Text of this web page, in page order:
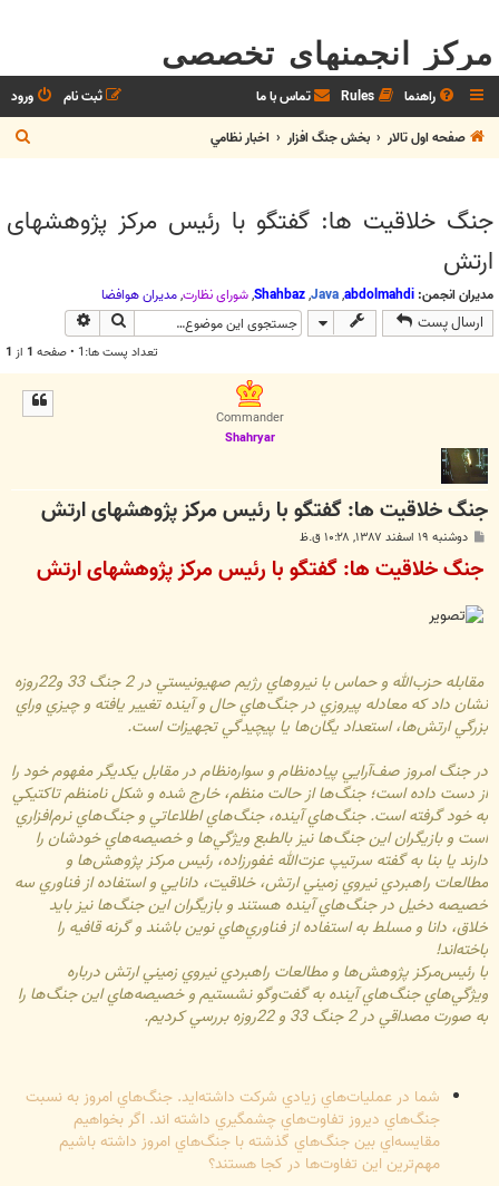
مرکز انجمنهای تخصصی
راهنما Rules تماس با ما ورود
ثبت نام
صفحه اول تالار
بخش جنگ افزار اخبار نظامي
س
ججنگ خلاقیت ها: گفتگو با رئیس مرکز پژوهشهای
ارتش
مدیران انجمن: abdolmahdi
,
Java
,
Shahbaz
,شوراي نظارت,مديران هوافضا
ارسال پست جستجو
تعداد پست ها:1 • صفحه 1 از 1
Commander
Shahryar
جنگ خلاقیت ها: گفتگو با رئیس مرکز پژوهشهای ارتش
ت
دوشنبه ۱۹ اسفند ۱۳۸۷, ۱۰:۲۸ ق.ظ
جنگ خلاقیت ها: گفتگو با رئیس مرکز پژوهشهای ارتش
مقابله حزب‌الله و حماس با نيروهاي رژيم صهيونيستي در 2 جنگ 33 و22روزه‌
نشان داد كه معادله پيروزي در جنگ‌هاي حال و آينده تغيير يافته و چيزي وراي
بزرگي ارتش‌ها،‌ استعداد يگان‌ها يا پيچيدگي تجهيزات است.
در جنگ امروز صف‌آرايي پياده‌نظام و سواره‌نظام در مقابل يكديگر مفهوم خود را
از دست داده است؛ جنگ‌ها از حالت منظم، خارج شده و شكل نامنظم تاكتيكي
به خود گرفته است. جنگ‌هاي آينده، جنگ‌هاي اطلاعاتي و جنگ‌هاي نرم‌افزاري
است و بازيگران اين جنگ‌ها نيز بالطبع ويژگي‌ها و خصيصه‌هاي خودشان را
دارند يا بنا به گفته سرتيپ عزت‌الله غفورزاده، رئيس مركز پژوهش‌ها و
مطالعات راهبردي نيروي زميني ارتش، ‌خلاقيت، دانايي و استفاده از فناوري سه
خصيصه دخيل در جنگ‌هاي آينده هستند و بازيگران اين جنگ‌ها نيز بايد
خلاق، دانا و مسلط به استفاده از فناوري‌هاي نوين باشند و گرنه قافيه را
باخته‌اند!
با رئيس‌مركز پژوهش‌ها و مطالعات راهبردي نيروي زميني‌ ارتش درباره
ويژگي‌هاي جنگ‌هاي آينده به گفت‌وگو نشستيم و خصيصه‌هاي اين جنگ‌ها را
به صورت مصداقي در 2 جنگ 33 و 22روزه بررسي كرديم.
شما در عمليات‌هاي زيادي شركت داشته‌ايد. جنگ‌هاي امروز به نسبت
جنگ‌هاي ديروز تفاوت‌هاي چشمگيري داشته اند. اگر بخواهيم
مقايسه‌اي بين جنگ‌هاي گذشته با جنگ‌هاي امروز داشته باشيم
مهم‌ترين اين تفاوت‌ها در كجا هستند؟